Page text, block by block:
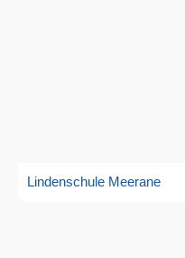
Lindenschule Meerane